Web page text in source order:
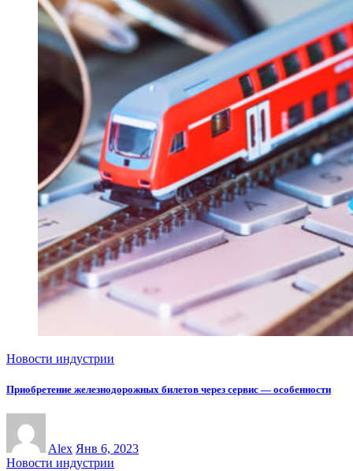
Новости индустрии
Приобретение железнодорожных билетов через сервис — особенности
Alex Янв 6, 2023
Новости индустрии